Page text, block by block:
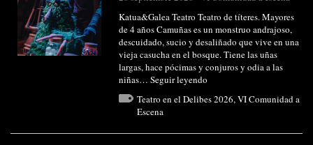
Katua&Galea Teatro Teatro de títeres. Mayores
de 4 años Camuñas es un monstruo andrajoso,
descuidado, sucio y desaliñado que vive en una
vieja casucha en el bosque. Tiene las uñas
largas, hace pócimas y conjuros y odia a las
niñas… Seguir leyendo
Teatro en el Delibes 2026,VI Comunidad a
Escena